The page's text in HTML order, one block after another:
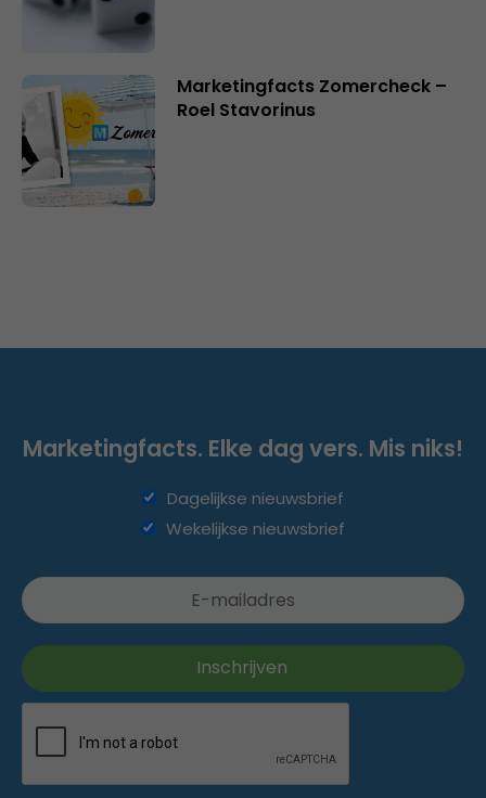
Marketingfacts Zomercheck –
Roel Stavorinus
Marketingfacts. Elke dag vers. Mis niks!
Dagelijkse nieuwsbrief
Wekelijkse nieuwsbrief